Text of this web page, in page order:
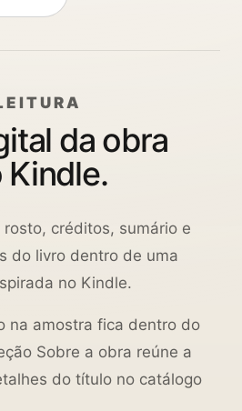
da obra
créditos, sumário e
do livro dentro de uma
no Kindle.
na amostra fica dentro do
Sobre a obra reúne a
do título no catálogo